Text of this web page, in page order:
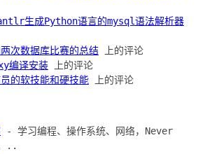
生成Python语言的mysql语法解析器
次数据库比赛的总结 上的评论
编译安装 上的评论
的软技能和硬技能 上的评论
- 学习编程、操作系统、网络，Never
..